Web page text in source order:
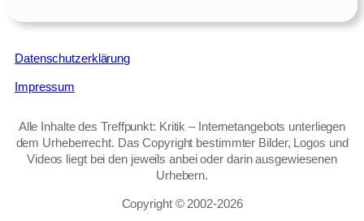
Datenschutzerklärung
Impressum
Alle Inhalte des Treffpunkt: Kritik – Internetangebots unterliegen
dem Urheberrecht. Das Copyright bestimmter Bilder, Logos und
Videos liegt bei den jeweils anbei oder darin ausgewiesenen
Urhebern.
Copyright © 2002‑2026